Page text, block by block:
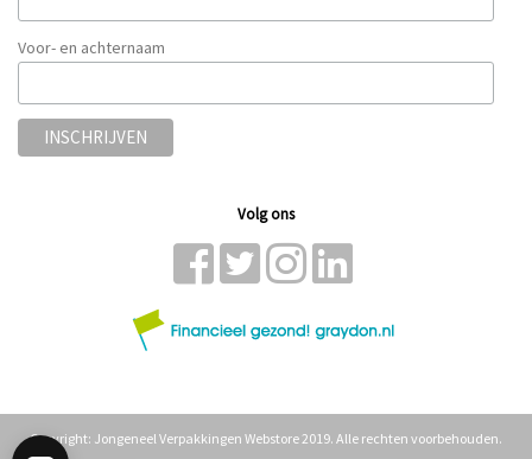
Voor- en achternaam
Volg ons
Copyright: Jongeneel Verpakkingen Webstore 2019. Alle rechten voorbehouden.